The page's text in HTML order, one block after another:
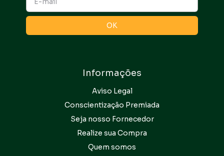
Informações
Aviso Legal
Conscientização Premiada
Seja nosso Fornecedor
Realize sua Compra
Quem somos